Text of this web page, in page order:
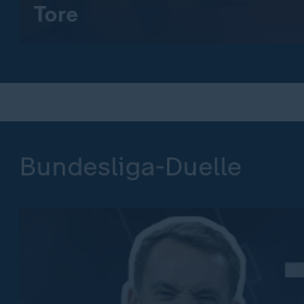
Tore
Bundesliga-Duelle